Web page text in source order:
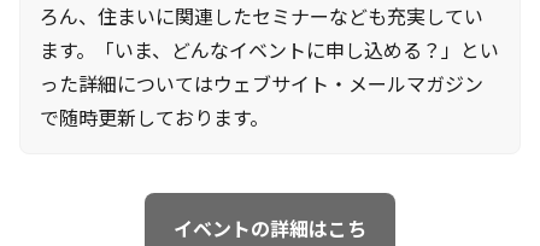
ろん、住まいに関連したセミナーなども充実してい
ます。「いま、どんなイベントに申し込める？」とい
った詳細についてはウェブサイト・メールマガジン
で随時更新しております。
イベントの詳細はこち